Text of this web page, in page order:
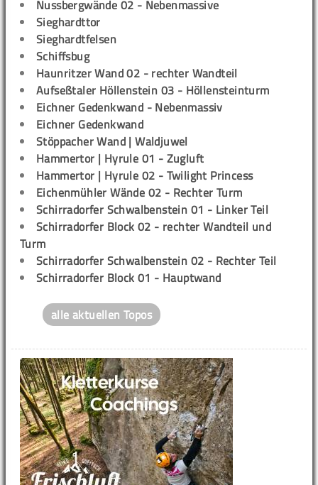
Nussbergwände 02 - Nebenmassive
Sieghardttor
Sieghardtfelsen
Schiffsbug
Haunritzer Wand 02 - rechter Wandteil
Aufseßtaler Höllenstein 03 - Höllensteinturm
Eichner Gedenkwand - Nebenmassiv
Eichner Gedenkwand
Stöppacher Wand | Waldjuwel
Hammertor | Hyrule 01 - Zugluft
Hammertor | Hyrule 02 - Twilight Princess
Eichenmühler Wände 02 - Rechter Turm
Schirradorfer Schwalbenstein 01 - Linker Teil
Schirradorfer Block 02 - rechter Wandteil und
Turm
Schirradorfer Schwalbenstein 02 - Rechter Teil
Schirradorfer Block 01 - Hauptwand
alle aktuellen Topos